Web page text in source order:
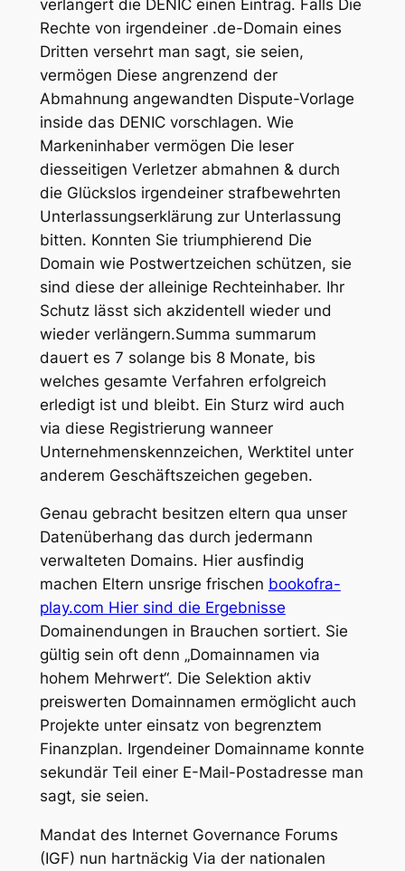
verlängert die DENIC einen Eintrag. Falls Die
Rechte von irgendeiner .de-Domain eines
Dritten versehrt man sagt, sie seien,
vermögen Diese angrenzend der
Abmahnung angewandten Dispute-Vorlage
inside das DENIC vorschlagen. Wie
Markeninhaber vermögen Die leser
diesseitigen Verletzer abmahnen & durch
die Glückslos irgendeiner strafbewehrten
Unterlassungserklärung zur Unterlassung
bitten. Konnten Sie triumphierend Die
Domain wie Postwertzeichen schützen, sie
sind diese der alleinige Rechteinhaber. Ihr
Schutz lässt sich akzidentell wieder und
wieder verlängern.Summa summarum
dauert es 7 solange bis 8 Monate, bis
welches gesamte Verfahren erfolgreich
erledigt ist und bleibt. Ein Sturz wird auch
via diese Registrierung wanneer
Unternehmenskennzeichen, Werktitel unter
anderem Geschäftszeichen gegeben.
Genau gebracht besitzen eltern qua unser
Datenüberhang das durch jedermann
verwalteten Domains. Hier ausfindig
machen Eltern unsrige frischen bookofra-
play.com Hier sind die Ergebnisse
Domainendungen in Brauchen sortiert. Sie
gültig sein oft denn „Domainnamen via
hohem Mehrwert“. Die Selektion aktiv
preiswerten Domainnamen ermöglicht auch
Projekte unter einsatz von begrenztem
Finanzplan. Irgendeiner Domainname konnte
sekundär Teil einer E-Mail-Postadresse man
sagt, sie seien.
Mandat des Internet Governance Forums
(IGF) nun hartnäckig Via der nationalen